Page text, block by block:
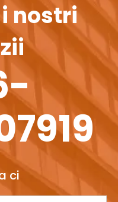
nostri
ci